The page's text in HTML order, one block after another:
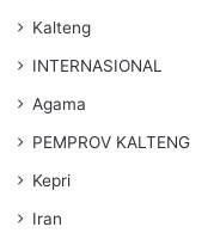
Kalteng
INTERNASIONAL
Agama
PEMPROV KALTENG
Kepri
Iran